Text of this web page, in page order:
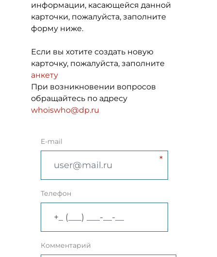
информации, касающейся данной
карточки, пожалуйста, заполните
форму ниже.
Если вы хотите создать новую
карточку, пожалуйста, заполните
анкету
При возникновении вопросов
обращайтесь по адресу
whoiswho@dp.ru
E-mail
Телефон
Комментарий